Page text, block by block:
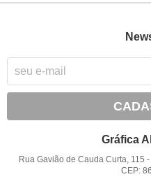
Gráfica
Rua Gavião de Cauda Curta, 115 -
CEP: